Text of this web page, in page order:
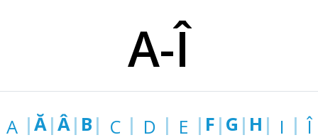
A-Î
A |Ă|Â| B | C | D | E | F | G | H | I | Î